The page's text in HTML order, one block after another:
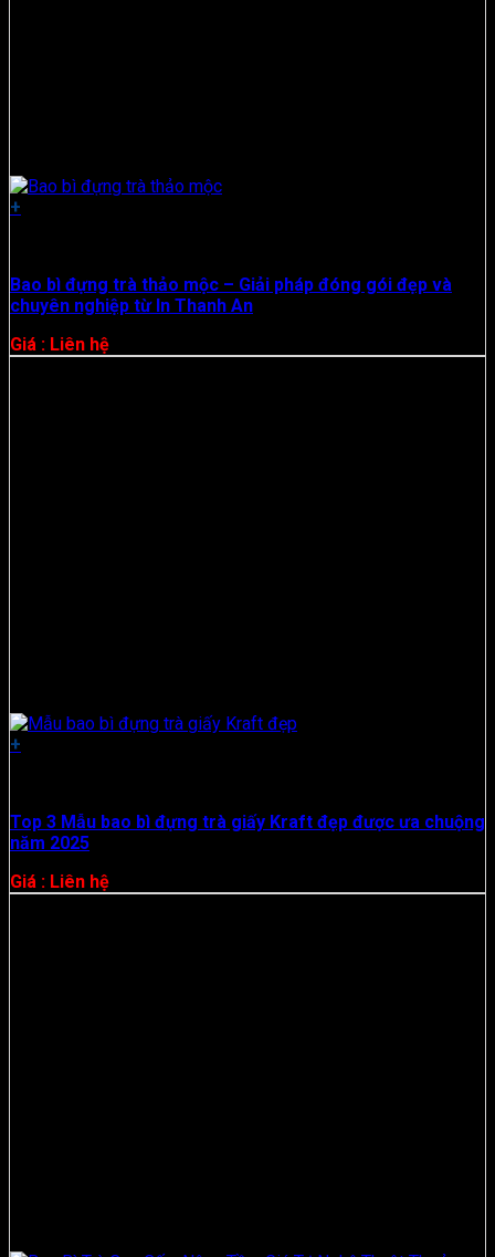
+
Bao bì đựng trà thảo mộc – Giải pháp đóng gói đẹp và
chuyên nghiệp từ In Thanh An
Giá : Liên hệ
+
Top 3 Mẫu bao bì đựng trà giấy Kraft đẹp được ưa chuộng
năm 2025
Giá : Liên hệ